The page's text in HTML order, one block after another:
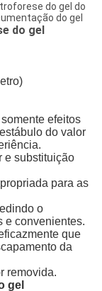
do gel do
do gel
do gel
efeitos
do valor
e substituição
para as
o
e convenientes.
que
da
removida.
gel